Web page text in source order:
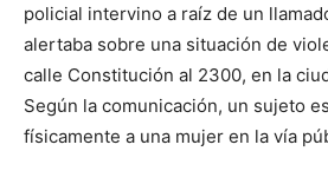
policial intervino a raíz de un
alertaba sobre una situación de
calle Constitución al 2300, en la
Según la comunicación, un sujeto
físicamente a una mujer en la vía